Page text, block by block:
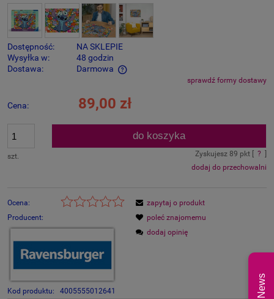
Dostępność:
NA SKLEPIE
Wysyłka w:
48 godzin
Dostawa:
Darmowa
Cena nie zawiera ewentualnych kosztów płatnościsprawdź formy dostawy
Cena: 89,00 zł
szt.
do koszyka
Zyskujesz 89 pkt [ ?
dodaj do przechowalni
Ocena:
Producent:
Kod produktu: 4005555012641
zapytaj o produkt
poleć znajomemu
dodaj opinię
News